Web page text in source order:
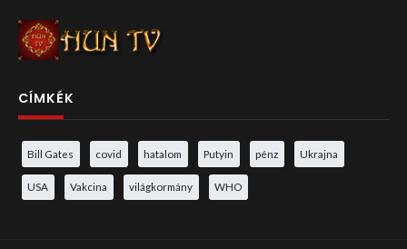
CÍMKÉK
Bill Gates covid hatalom Putyin pénz Ukrajna
USA Vakcina világkormány WHO